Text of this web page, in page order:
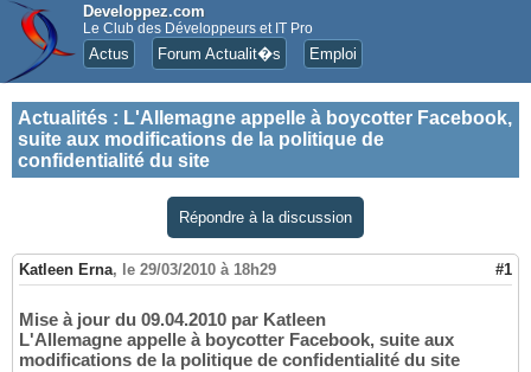
Developpez.com
Le Club des Développeurs et IT Pro
Actus Forum Actualit�s Emploi
Actualités : L'Allemagne appelle à boycotter Facebook,
suite aux modifications de la politique de
confidentialité du site
Répondre à la discussion
Katleen Erna, le 29/03/2010 à 18h29 #1
Mise à jour du 09.04.2010 par Katleen
L'Allemagne appelle à boycotter Facebook, suite aux
modifications de la politique de confidentialité du site